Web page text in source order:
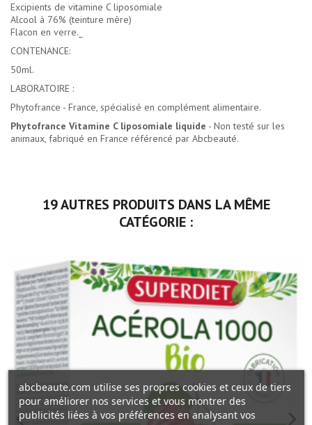
Excipients de vitamine C liposomiale
Alcool à 76% (teinture mère)
Flacon en verre._
CONTENANCE:
50ml.
LABORATOIRE :
Phytofrance - France, spécialisé en complément alimentaire.
Phytofrance Vitamine C liposomiale liquide - Non testé sur les
animaux, fabriqué en France référencé par Abcbeauté.
19 AUTRES PRODUITS DANS LA MÊME
CATÉGORIE :
abcbeaute.com utilise ses propres cookies et ceux de tiers
pour améliorer nos services et vous montrer des
publicités liées à vos préférences en analysant vos